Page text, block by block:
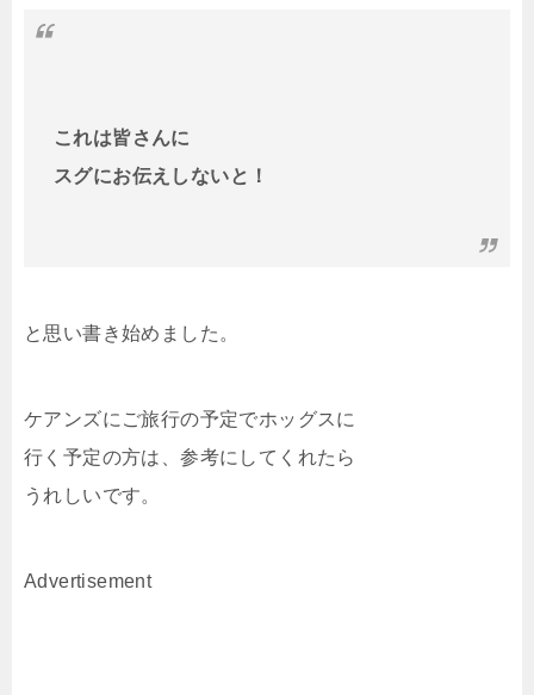
これは皆さんに
スグにお伝えしないと！
と思い書き始めました。
ケアンズにご旅行の予定でホッグスに
行く予定の方は、参考にしてくれたら
うれしいです。
Advertisement